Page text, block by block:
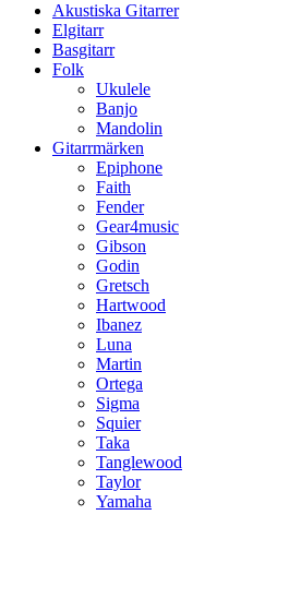
Akustiska Gitarrer
Elgitarr
Basgitarr
Folk
Ukulele
Banjo
Mandolin
Gitarrmärken
Epiphone
Faith
Fender
Gear4music
Gibson
Godin
Gretsch
Hartwood
Ibanez
Luna
Martin
Ortega
Sigma
Squier
Taka
Tanglewood
Taylor
Yamaha